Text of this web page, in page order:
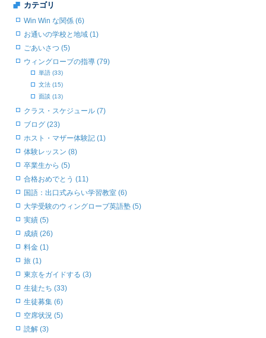
カテゴリ
Win Win な関係 (6)
お通いの学校と地域 (1)
ごあいさつ (5)
ウィングローブの指導 (79)
単語 (33)
文法 (15)
面談 (13)
クラス・スケジュール (7)
ブログ (23)
ホスト・マザー体験記 (1)
体験レッスン (8)
卒業生から (5)
合格おめでとう (11)
国語：出口式みらい学習教室 (6)
大学受験のウィングローブ英語塾 (5)
実績 (5)
成績 (26)
料金 (1)
旅 (1)
東京をガイドする (3)
生徒たち (33)
生徒募集 (6)
空席状況 (5)
読解 (3)